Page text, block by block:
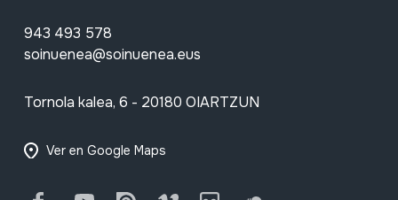
943 493 578
soinuenea@soinuenea.eus
Tornola kalea, 6 - 20180 OIARTZUN
Ver en Google Maps